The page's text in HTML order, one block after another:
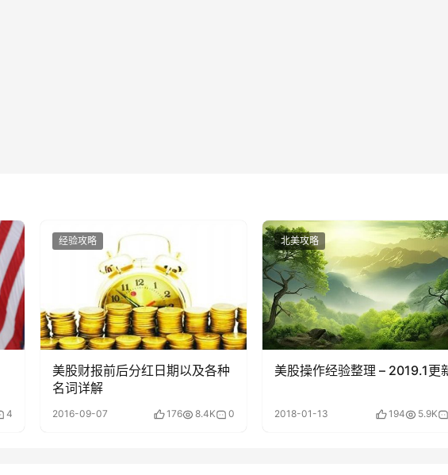
4
经验攻略
美股财报前后分红日期以及各种
名词详解
2016-09-07 176 8.4K 0
北美攻略
美股操作经验整理 – 2019.1更
2018-01-13 194 5.9K